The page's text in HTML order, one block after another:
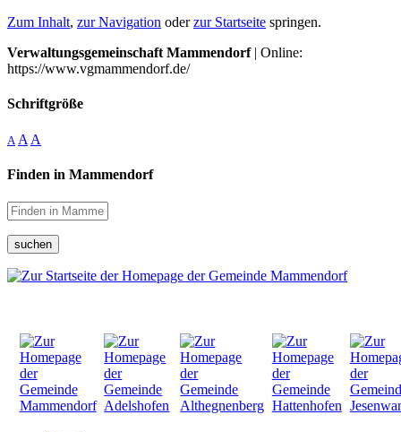
Zum Inhalt, zur Navigation oderzur Startseite springen.
Verwaltungsgemeinschaft Mammendorf| Online:
https://www.vgmammendorf.de/
Schriftgröße
A A A
Finden in Mammendorf
suchen